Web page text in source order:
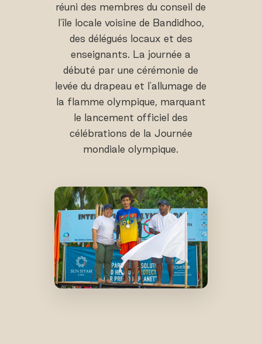
réuni des membres du conseil de
l'île locale voisine de Bandidhoo,
des délégués locaux et des
enseignants. La journée a
débuté par une cérémonie de
levée du drapeau et l'allumage de
la flamme olympique, marquant
le lancement officiel des
célébrations de la Journée
mondiale olympique.